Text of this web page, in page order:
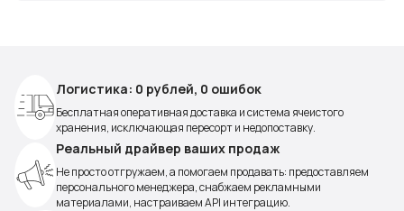
Логистика: 0 рублей, 0 ошибок
Бесплатная оперативная доставка и система ячеистого
хранения, исключающая пересорт и недопоставку.
Реальный драйвер ваших продаж
Не просто отгружаем, а помогаем продавать: предоставляем
персонального менеджера, снабжаем рекламными
материалами, настраиваем API интеграцию.